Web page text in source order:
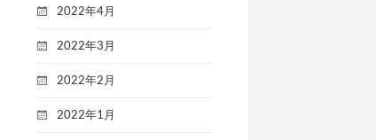
2022年4月
2022年3月
2022年2月
2022年1月